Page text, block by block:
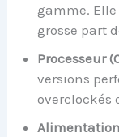
gamme.
grosse part
Processeur
versions
overclockés